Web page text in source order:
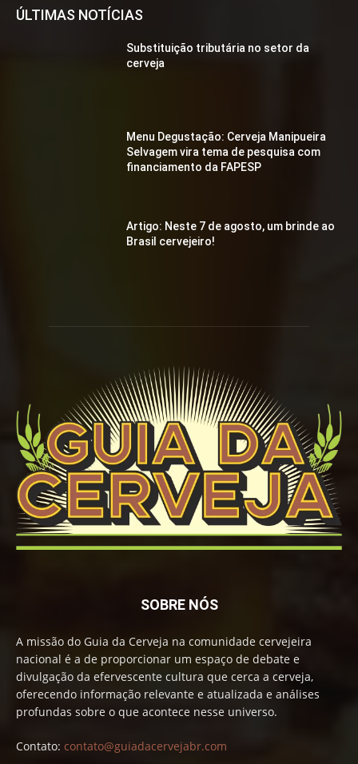
ÚLTIMAS NOTÍCIAS
Substituição tributária no setor da
cerveja
Menu Degustação: Cerveja Manipueira
Selvagem vira tema de pesquisa com
financiamento da FAPESP
Artigo: Neste 7 de agosto, um brinde ao
Brasil cervejeiro!
SOBRE NÓS
A missão do Guia da Cerveja na comunidade cervejeira
nacional é a de proporcionar um espaço de debate e
divulgação da efervescente cultura que cerca a cerveja,
oferecendo informação relevante e atualizada e análises
profundas sobre o que acontece nesse universo.
Contato: contato@guiadacervejabr.com